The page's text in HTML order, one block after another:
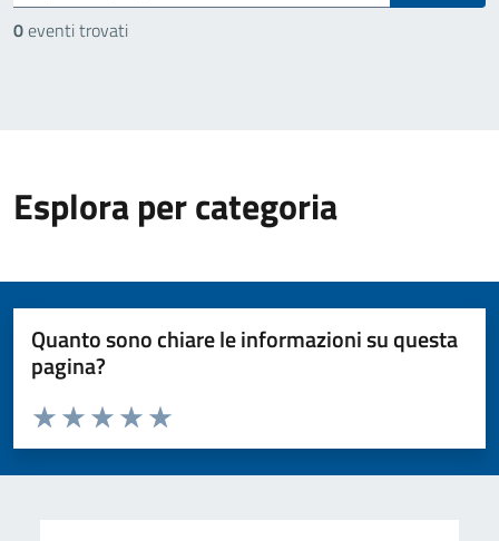
0eventi trovati
Esplora per categoria
Quanto sono chiare le informazioni su questa
pagina?
Valuta da 1 a 5 stelle la pagina
Valuta 5 stelle su 5
Valuta 4 stelle su 5
Valuta 3 stelle su 5
Valuta 2 stelle su 5
Valuta 1 stelle su 5